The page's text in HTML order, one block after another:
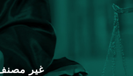
غير